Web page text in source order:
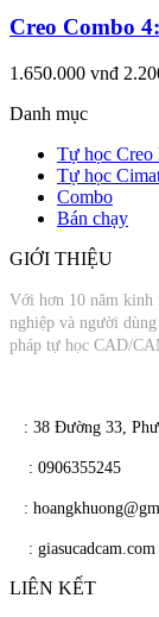
Creo Combo
1.650.000 vnđ
Danh mục
Tự học Creo
Tự học
Combo
Bán chạy
GIỚI THIỆU
Với hơn 10 năm kinh
nghiệp và người
pháp tự học CAD/
: 38 Đường 33,
: 0906355245
:
: giasucadcam.com
LIÊN KẾT